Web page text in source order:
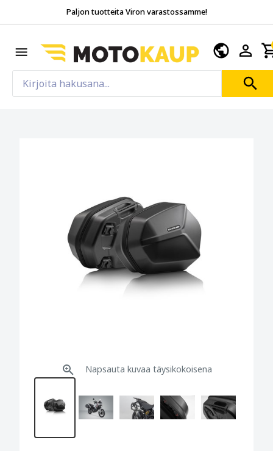
Paljon tuotteita Viron varastossamme!
Napsauta kuvaa täysikokoisena